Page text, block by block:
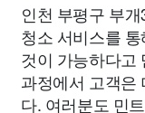
인천 부평구 부
청소 서비스를
것이 가능하다고
과정에서 고객은
다. 여러분도 민